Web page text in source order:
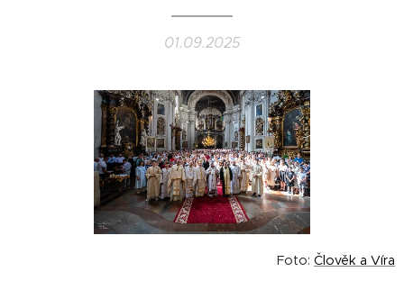
01.09.2025
Foto: Člověk a Víra